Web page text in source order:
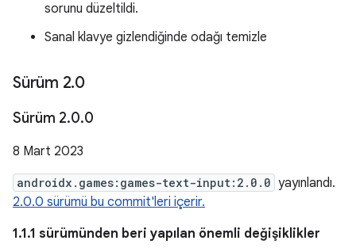
sorunu düzeltildi.
Sanal klavye gizlendiğinde odağı temizle
Sürüm 2.0
Sürüm 2.0.0
8 Mart 2023
androidx.games:games-text-input:2.0.0 yayınlandı.
2.0.0 sürümü bu commit'leri içerir.
1.1.1 sürümünden beri yapılan önemli değişiklikler